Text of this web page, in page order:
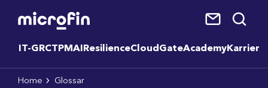
IT-GRCTPMAI ResilienceCloudGateAcademyKarriere
Home Glossar